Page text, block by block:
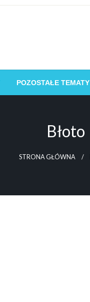
POZOSTAŁE TEMATY
Błoto
STRONA GŁÓWNA